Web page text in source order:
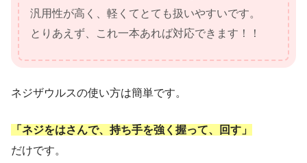
汎用性が高く、軽くてとても扱いやすいです。
とりあえず、これ一本あれば対応できます！！
ネジザウルスの使い方は簡単です。
「ネジをはさんで、持ち手を強く握って、回す」
だけです。